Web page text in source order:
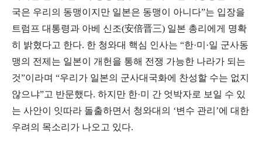
국은 우리의 동맹이지만 일본은 동맹이 아니다”는 입장을
트럼프 대통령과 아베 신조(安倍晋三) 일본 총리에게 명확
히 밝혔다고 한다. 한 청와대 핵심 인사는 “한·미 ·일 군사동
맹의 전제는 일본이 개헌을 통해 전쟁 가능한 나라가 되는
것”이라며 “우리가 일본의 군사대국화에 찬성할 수는 없지
않으냐”고 반문했다. 하지만 한·미 간 엇박자로 보일 수 있
는 사안이 잇따라 돌출하면서 청와대의 ‘변수 관리 ’에 대한
우려의 목소리가 나오고 있다.